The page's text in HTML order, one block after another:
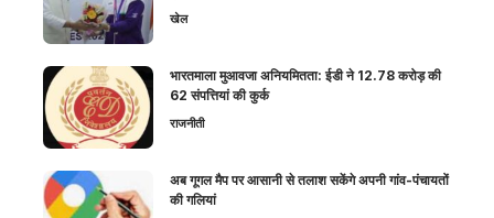
खेल
भारतमाला मुआवजा अनियमितता: ईडी ने 12.78 करोड़ की
62 संपत्तियां की कुर्क
राजनीती
अब गूगल मैप पर आसानी से तलाश सकेंगे अपनी गांव-पंचायतों
की गलियां